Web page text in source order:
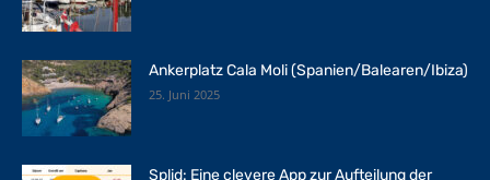
Ankerplatz Cala Moli (Spanien/Balearen/Ibiza)
25. Juni 2025
Splid: Eine clevere App zur Aufteilung der